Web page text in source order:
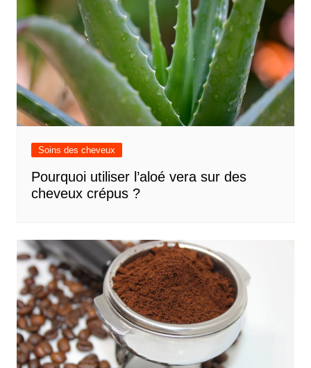
Soins des cheveux
Pourquoi utiliser l’aloé vera sur des
cheveux crépus ?